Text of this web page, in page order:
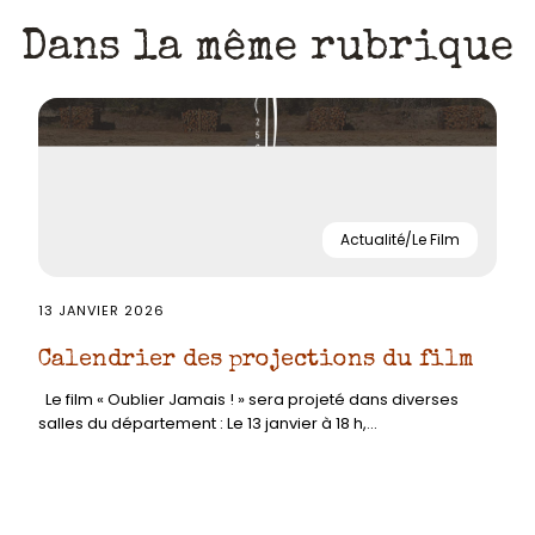
Dans la même rubrique
Actualité/Le Film
13 JANVIER 2026
Calendrier des projections du film
Le film « Oublier Jamais ! » sera projeté dans diverses
salles du département : Le 13 janvier à 18 h,...